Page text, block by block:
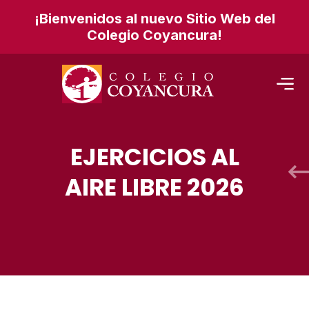
¡Bienvenidos al nuevo Sitio Web del
Colegio Coyancura!
EJERCICIOS AL
AIRE LIBRE 2026